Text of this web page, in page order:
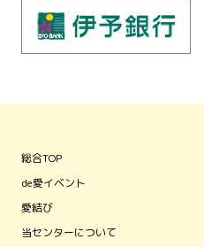
総合TOP
de愛イベント
愛結び
当センターについて